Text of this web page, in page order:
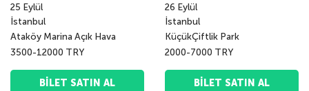
25 Eylül
İstanbul
Ataköy Marina Açık Hava
3500-12000 TRY
BILET SATIN AL
26 Eylül
İstanbul
KüçükÇiftlik Park
2000-7000 TRY
BILET SATIN AL